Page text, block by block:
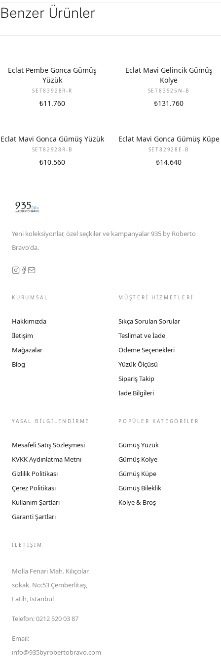
Benzer Ürünler
Eclat Pembe Gonca Gümüş
Yüzük
SET83928R-R
₺11.760
Eclat Mavi Gelincik Gümüş
Kolye
SET83925N-B
₺131.760
Eclat Mavi Gonca Gümüş Yüzük
SET82928R-B
₺10.560
Eclat Mavi Gonca Gümüş Küpe
SET82928E-B
₺14.640
Yeni koleksiyonlar, özel seçkiler ve kampanyalar 935 by Roberto
Bravo'da.
KURUMSAL
Hakkımızda
İletişim
Mağazalar
Blog
MÜŞTERİ HİZMETLERİ
Sıkça Sorulan Sorular
Teslimat ve İade
Ödeme Seçenekleri
Yüzük Ölçüsü
Sipariş Takip
İade Bilgileri
YASAL BİLGİLENDİRME
Mesafeli Satış Sözleşmesi
KVKK Aydınlatma Metni
Gizlilik Politikası
Çerez Politikası
Kullanım Şartları
Garanti Şartları
POPÜLER KATEGORİLER
Gümüş Yüzük
Gümüş Kolye
Gümüş Küpe
Gümüş Bileklik
Kolye & Broş
İLETIŞIM
Molla Fenari Mah. Kılıçcılar
sokak. No:53 Çemberlitaş,
Fatih, İstanbul
Telefon:0212 520 03 87
Email:
info@935byrobertobravo.com